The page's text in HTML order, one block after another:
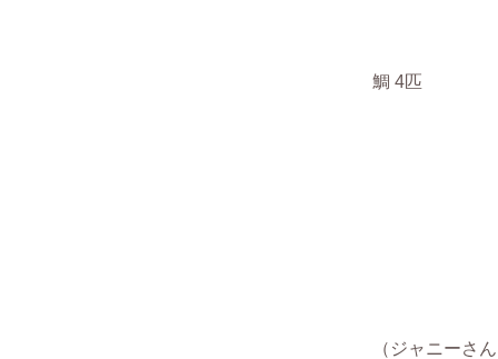
鯛 4匹
（ジャニーさ